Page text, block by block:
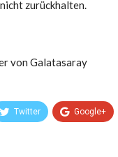
zurückhalten.
von Galatasaray
Twitter Google+